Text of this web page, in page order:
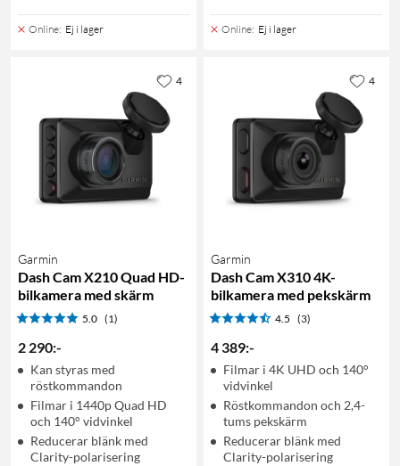
Online: Ej i lager Online: Ej i lager
Garmin
Dash Cam X210 Quad HD-
bilkamera med skärm
5.0 (1)
2 290:-
Kan styras med
röstkommandon
Filmar i 1440p Quad HD
och 140° vidvinkel
Reducerar blänk med
Clarity-polarisering
4
Garmin
Dash Cam X310 4K-
bilkamera med pekskärm
4.5 (3)
4 389:-
Filmar i 4K UHD och 140°
vidvinkel
Röstkommandon och 2,4-
tums pekskärm
Reducerar blänk med
Clarity-polarisering
4